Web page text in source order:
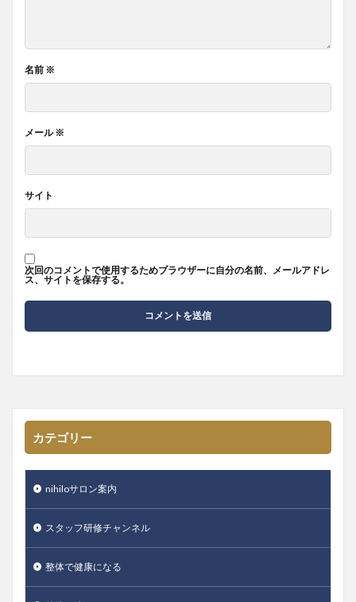
名前 ※
メール※
サイト
次回のコメントで使用するためブラウザーに自分の名前、メールアドレ
ス、サイトを保存する。
カテゴリー
nihiloサロン案内
スタッフ研修チャンネル
整体で健康になる